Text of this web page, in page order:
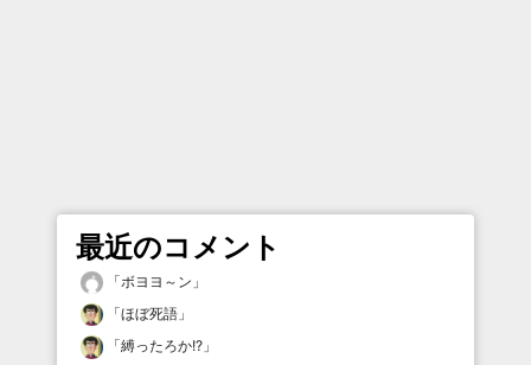
最近のコメント
「ボヨヨ～ン 」
「ほぼ死語 」
「縛ったろか!? 」